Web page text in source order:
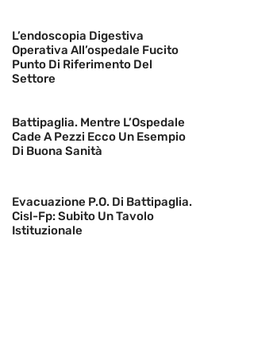
L’endoscopia Digestiva
Operativa All’ospedale Fucito
Punto Di Riferimento Del
Settore
Battipaglia. Mentre L’Ospedale
Cade A Pezzi Ecco Un Esempio
Di Buona Sanità
Evacuazione P.O. Di Battipaglia.
Cisl-Fp: Subito Un Tavolo
Istituzionale